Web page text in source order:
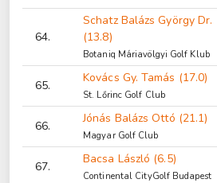
64.
Schatz Balázs György Dr.
(13.8)
Botaniq Máriavölgyi Golf Klub
65.
Kovács Gy. Tamás (17.0)
St. Lőrinc Golf Club
66.
Jónás Balázs Ottó (21.1)
Magyar Golf Club
67.
Bacsa László (6.5)
Continental CityGolf Budapest